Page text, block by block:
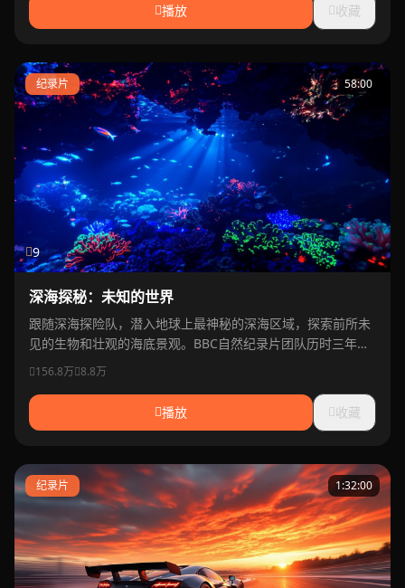
播放 收藏
纪录片 58:00
9
深海探秘：未知的世界
跟随深海探险队，潜入地球上最神秘的深海区域，探索前所未
见的生物和壮观的海底景观。BBC自然纪录片团队历时三年精
心制作。
156.8万 8.8万
播放 收藏
纪录片 1:32:00